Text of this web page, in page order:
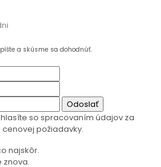
a skúsme sa dohodnúť.
Odoslať
so spracovaním údajov za
požiadavky.
najskôr.
znova.